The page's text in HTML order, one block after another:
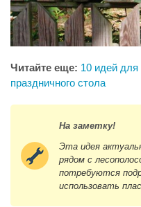
Читайте еще: 10 идей
праздничного стола
На заметку!
Эта идея
рядом с
потребуются
использовать